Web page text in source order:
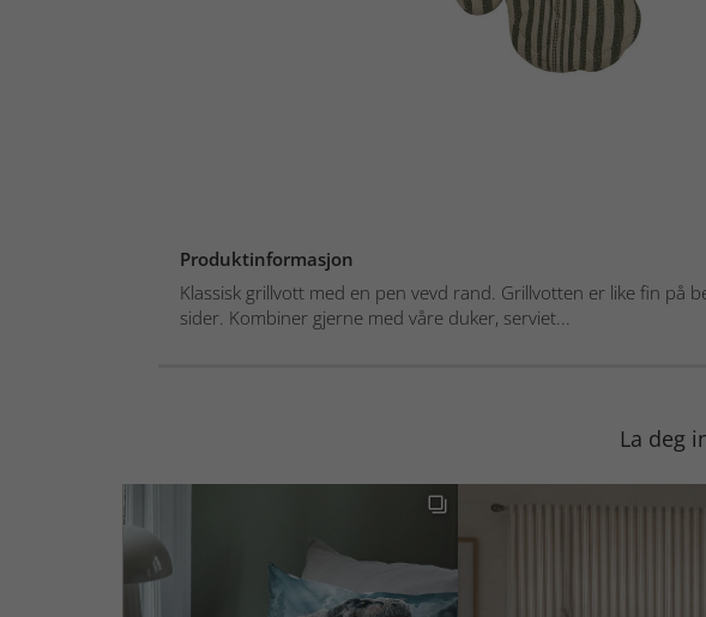
Produktinformasjon
Klassisk grillvott med en pen vevd rand. Grillvotten er like fin på
sider. Kombiner gjerne med våre duker, serviet...
La deg